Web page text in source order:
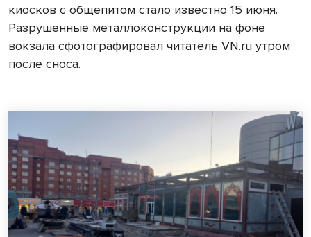
киосков с общепитом стало известно 15 июня.
Разрушенные металлоконструкции на фоне
вокзала сфотографировал читатель VN.ru утром
после сноса.